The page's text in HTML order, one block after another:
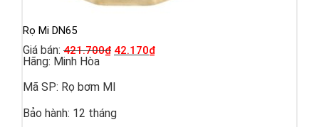
Rọ Mi DN65
Giá bán: 421.700₫ 42.170₫
Hãng: Minh Hòa
Mã SP: Rọ bơm MI
Bảo hành: 12 tháng